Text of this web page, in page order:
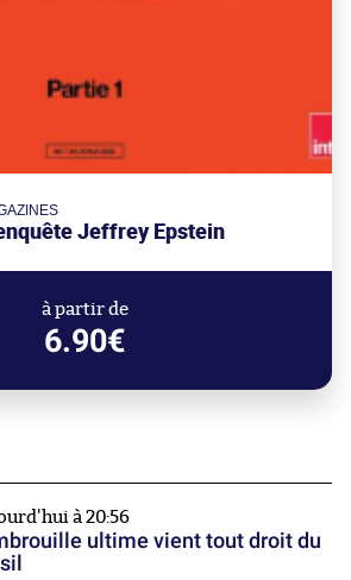
Jeffrey Epstein
à partir de
6.90€
à 20:56
ultime vient tout droit du